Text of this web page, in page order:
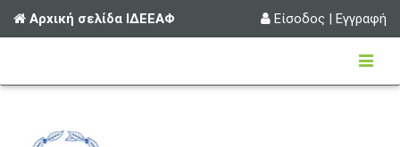
Αρχική σελίδα ΙΔΕΕΑΦ Είσοδος | Εγγραφή